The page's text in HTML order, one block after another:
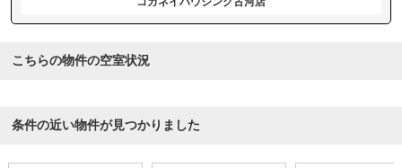
こちらの物件の空室状況
条件の近い物件が見つかりました